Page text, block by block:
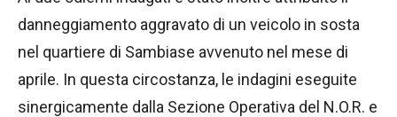
danneggiamento aggravato di un veicolo in sosta
nel quartiere di Sambiase avvenuto nel mese di
aprile. In questa circostanza, le indagini eseguite
sinergicamente dalla Sezione Operativa del N.O.R. e